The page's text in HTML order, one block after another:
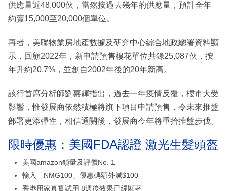
供應量近48,000伙，當然按過去幾年的供應量，預計全年
約賣15,000至20,000個單位。
再者，美聯物業房地產數據及研究中心綜合地政總署資料顯
示，回顧2022年，新申請預售樓花單位共錄25,087伙，按
年升約20.7%，並創自2002年後的20年新高。
該行首席分析師劉嘉輝指出，過去一年疫情反覆，樓市大受
影響，惟發展商依然積極將旗下項目申請預售，令未來推盤
部署更添彈性，相信通關後，發展商今年將重拾推盤步伐。
限時優惠：美國FDA認證 激光生髮頭盔
美國amazon鎖量及評價No. 1
輸入「NMG100」優惠碼額外減$100
香港用家真實試用 8週後效果已經顯著